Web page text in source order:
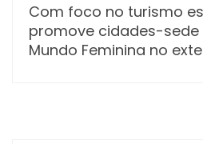
Com foco no turismo
promove cidades-
Mundo Feminina no